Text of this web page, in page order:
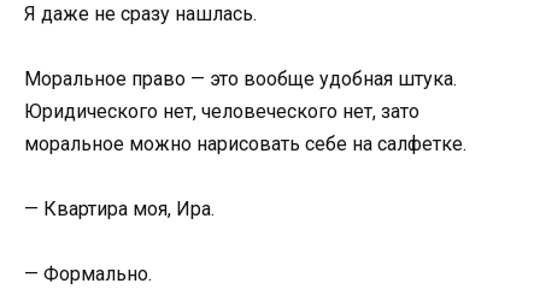
Я даже не сразу нашлась.
Моральное право — это вообще удобная штука.
Юридического нет, человеческого нет, зато
моральное можно нарисовать себе на салфетке.
— Квартира моя, Ира.
— Формально.